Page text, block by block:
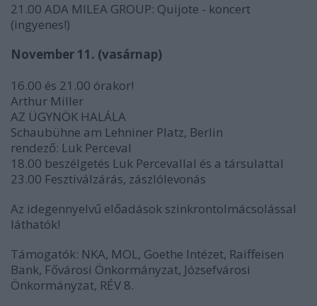
21.00 ADA MILEA GROUP: Quijote - koncert
(ingyenes!)
November 11. (vasárnap)
16.00 és 21.00 órakor!
Arthur Miller
AZ ÜGYNÖK HALÁLA
Schaubühne am Lehniner Platz, Berlin
rendező: Luk Perceval
18.00 beszélgetés Luk Percevallal és a társulattal
23.00 Fesztiválzárás, zászlólevonás
Az idegennyelvű előadások szinkrontolmácsolással
láthatók!
Támogatók: NKA, MOL, Goethe Intézet, Raiffeisen
Bank, Fővárosi Önkormányzat, Józsefvárosi
Önkormányzat, RÉV 8.